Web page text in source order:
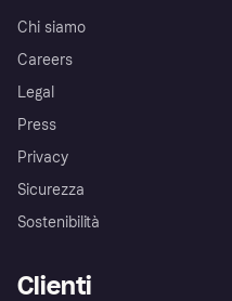
Chi siamo
Careers
Legal
Press
Privacy
Sicurezza
Sostenibilità
Clienti